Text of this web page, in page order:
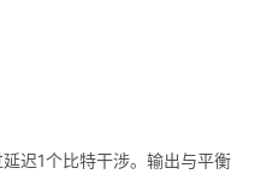
迟1个比特干涉。输出与平衡